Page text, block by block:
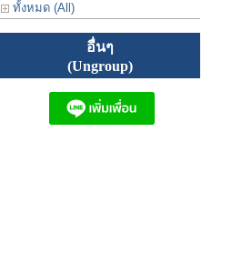
ทั้งหมด (All)
อื่นๆ
(Ungroup)